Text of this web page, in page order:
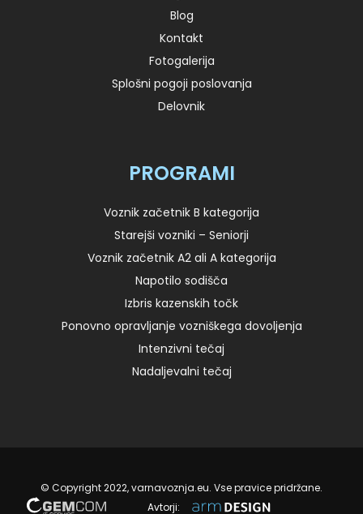
Blog
Kontakt
Fotogalerija
Splošni pogoji poslovanja
Delovnik
PROGRAMI
Voznik začetnik B kategorija
Starejši vozniki – Seniorji
Voznik začetnik A2 ali A kategorija
Napotilo sodišča
Izbris kazenskih točk
Ponovno opravljanje vozniškega dovoljenja
Intenzivni tečaj
Nadaljevalni tečaj
© Copyright 2022, varnavoznja.eu. Vse pravice pridržane.
Avtorji: